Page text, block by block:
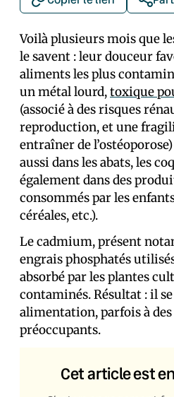
Voilà plusieurs mois que
le savent : leur douceur
aliments les plus
un métal lourd,toxique
(associé à des risques
reproduction, et une
entraîner de
aussi dans les abats, les
également dans des
consommés par les
céréales, etc.).
Le cadmium, présent
engrais phosphatés
absorbé par les plantes
contaminés. Résultat : il
alimentation, parfois à
préoccupants.
Cet article est